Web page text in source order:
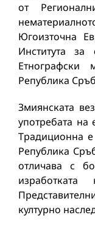
от
Югоизточна
Института за
Република
Змиянската
употребата на
Традиционна
Република
отличава с
културно